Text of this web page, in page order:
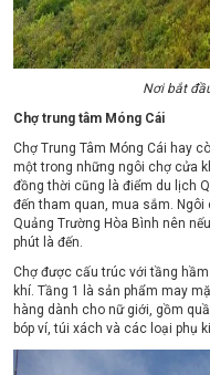
Nơi bắt
Chợ trung tâm Móng Cái
Chợ Trung Tâm Móng Cái hay
một trong những ngôi chợ cửa
đồng thời cũng là điểm du lịch
đến tham quan, mua sắm. Ngôi
Quảng Trường Hòa Bình nên
phút là đến.
Chợ được cấu trúc với tầng
khí. Tầng 1 là sản phẩm may
hàng dành cho nữ giới, gồm
bóp ví, túi xách và các loại phụ